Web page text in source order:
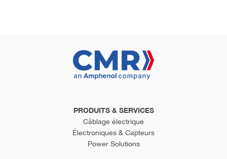
PRODUITS & SERVICES
Câblage électrique
Électroniques & Capteurs
Power Solutions